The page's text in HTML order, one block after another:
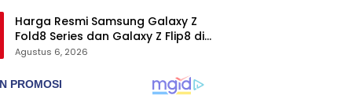
Harga Resmi Samsung Galaxy Z
Fold8 Series dan Galaxy Z Flip8 di
Indonesia, Mulai Rp19 Jutaan
Agustus 6, 2026